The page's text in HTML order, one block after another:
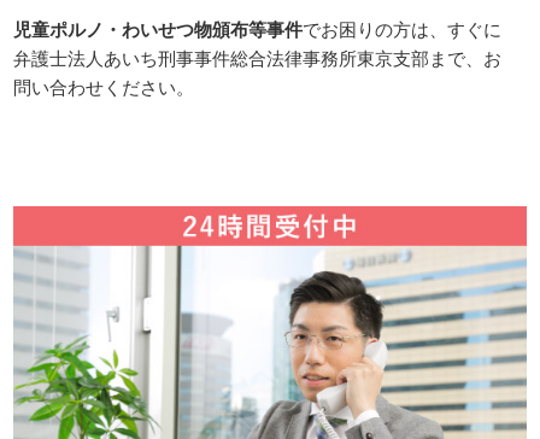
児童ポルノ・わいせつ物頒布等事件でお困りの方は、すぐに
弁護士法人あいち刑事事件総合法律事務所東京支部まで、お
問い合わせください。